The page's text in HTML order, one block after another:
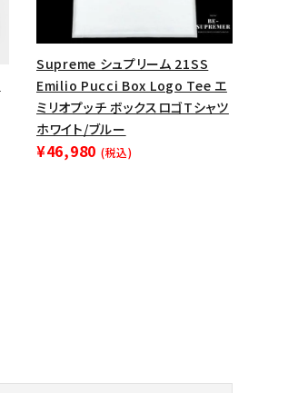
Supreme シュプリーム 21SS
Emilio Pucci Box Logo Tee エ
ミリオプッチ ボックスロゴTシャツ
ホワイト/ブルー
¥46,980 (税込)